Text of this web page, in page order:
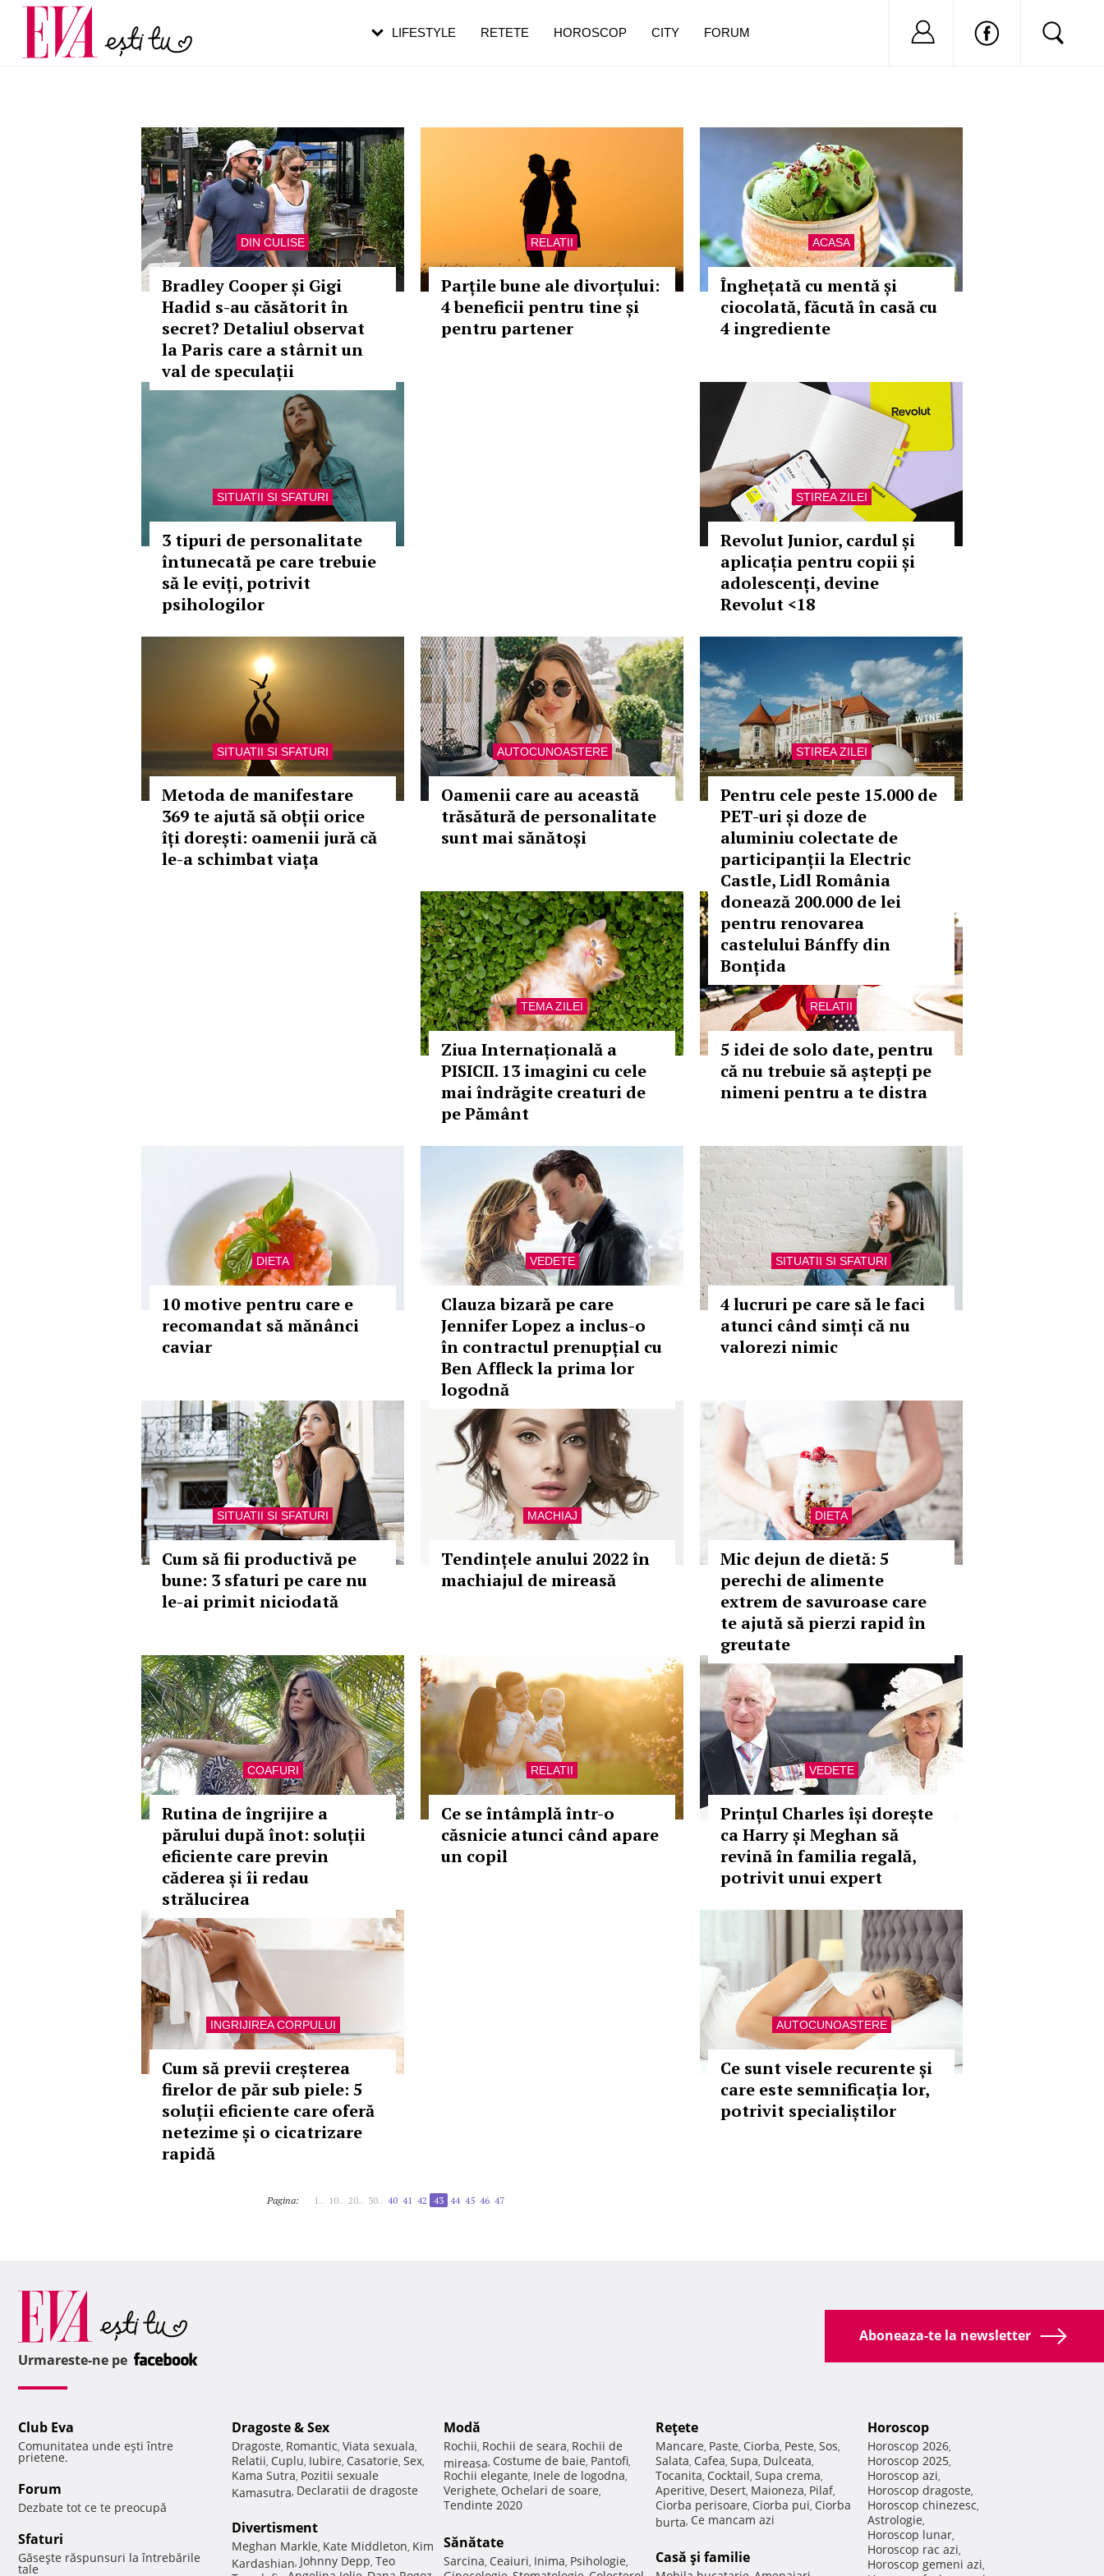
DIN CULISE
Bradley Cooper și Gigi
Hadid s-au căsătorit în
secret? Detaliul observat
la Paris care a stârnit un
val de speculații
RELATII
Parțile bune ale divorțului:
4 beneficii pentru tine și
pentru partener
ACASA
Înghețată cu mentă și
ciocolată, făcută în casă cu
4 ingrediente
SITUATII SI SFATURI
3 tipuri de personalitate
întunecată pe care trebuie
să le eviți, potrivit
psihologilor
STIREA ZILEI
Revolut Junior, cardul și
aplicația pentru copii și
adolescenți, devine
Revolut <18
SITUATII SI SFATURI
Metoda de manifestare
369 te ajută să obții orice
îți dorești: oamenii jură că
le-a schimbat viața
AUTOCUNOASTERE
Oamenii care au această
trăsătură de personalitate
sunt mai sănătoși
STIREA ZILEI
Pentru cele peste 15.000 de
PET-uri și doze de
aluminiu colectate de
participanții la Electric
Castle, Lidl România
donează 200.000 de lei
pentru renovarea
castelului Bánffy din
Bonțida
TEMA ZILEI
Ziua Internațională a
PISICII. 13 imagini cu cele
mai îndrăgite creaturi de
pe Pământ
RELATII
5 idei de solo date, pentru
că nu trebuie să aștepți pe
nimeni pentru a te distra
DIETA
10 motive pentru care e
recomandat să mănânci
caviar
VEDETE
Clauza bizară pe care
Jennifer Lopez a inclus-o
în contractul prenupțial cu
Ben Affleck la prima lor
logodnă
SITUATII SI SFATURI
4 lucruri pe care să le faci
atunci când simți că nu
valorezi nimic
SITUATII SI SFATURI
Cum să fii productivă pe
bune: 3 sfaturi pe care nu
le-ai primit niciodată
MACHIAJ
Tendințele anului 2022 în
machiajul de mireasă
DIETA
Mic dejun de dietă: 5
perechi de alimente
extrem de savuroase care
te ajută să pierzi rapid în
greutate
COAFURI
Rutina de îngrijire a
părului după înot: soluții
eficiente care previn
căderea și îi redau
strălucirea
RELATII
Ce se întâmplă într-o
căsnicie atunci când apare
un copil
VEDETE
Prințul Charles își dorește
ca Harry și Meghan să
revină în familia regală,
potrivit unui expert
INGRIJIREA CORPULUI
Cum să previi creșterea
firelor de păr sub piele: 5
soluții eficiente care oferă
netezime și o cicatrizare
rapidă
AUTOCUNOASTERE
Ce sunt visele recurente și
care este semnificația lor,
potrivit specialiștilor
Pagina: 1.. 10.. 20.. 30.. 40 41 42 43 44 45 46 47
LIFESTYLE RETETE HOROSCOP CITY FORUM Nu ai cont?
Carieră
Actualitate
pe măsură ce înaintezi în vârstă
Aboneaza-te la newsletter
Urmareste-ne pe
Club Eva
Comunitatea unde eşti între
prietene.
Forum
Dezbate tot ce te preocupă
Sfaturi
Găseşte răspunsuri la întrebările
tale
Dragoste & Sex
Dragoste, Romantic, Viata sexuala,
Relatii, Cuplu, Iubire, Casatorie, Sex,
Kama Sutra, Pozitii sexuale
Kamasutra, Declaratii de dragoste
Divertisment
Meghan Markle, Kate Middleton, Kim
Kardashian, Johnny Depp, Teo
Modă
Rochii, Rochii de seara, Rochii de
mireasa, Costume de baie, Pantofi,
Rochii elegante, Inele de logodna,
Verighete, Ochelari de soare,
Tendinte 2020
Sănătate
Sarcina, Ceaiuri, Inima, Psihologie,
Reţete
Mancare, Paste, Ciorba, Peste, Sos,
Salata, Cafea, Supa, Dulceata,
Tocanita, Cocktail, Supa crema,
Aperitive, Desert, Maioneza, Pilaf,
Ciorba perisoare, Ciorba pui, Ciorba
burta, Ce mancam azi
Casă şi familie
Horoscop
Horoscop 2026,
Horoscop 2025,
Horoscop azi,
Horoscop dragoste,
Horoscop chinezesc,
Astrologie,
Horoscop lunar,
Horoscop rac azi,
Horoscop gemeni azi,